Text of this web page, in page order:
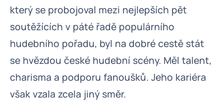
který se probojoval mezi nejlepších pět
soutěžících v páté řadě populárního
hudebního pořadu, byl na dobré cestě stát
se hvězdou české hudební scény. Měl talent,
charisma a podporu fanoušků. Jeho kariéra
však vzala zcela jiný směr.